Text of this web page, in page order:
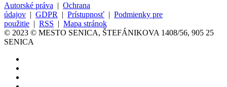
Autorské práva | Ochrana
údajov | GDPR | Prístupnosť | Podmienky pre
použitie | RSS | Mapa stránok
© 2023 © MESTO SENICA, ŠTEFÁNIKOVA 1408/56, 905 25
SENICA